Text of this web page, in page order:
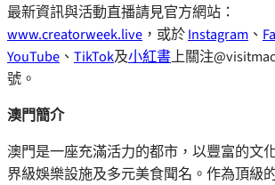
最新資訊與活動直播請見官方網站：
www.creatorweek.live ，或於Instagram 、
YouTube 、 TikTok及小紅書上關注
號。
澳門簡介
澳門是一座充滿活力的都市，以豐富的文
界級娛樂設施及多元美食聞名。作為頂級